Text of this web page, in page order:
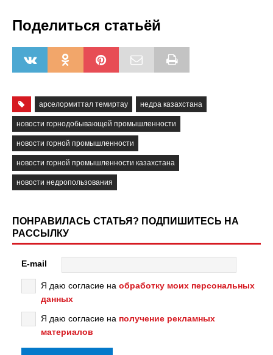
Поделиться статьёй
арселормиттал темиртау недра казахстана
новости горнодобывающей промышленности
новости горной промышленности
новости горной промышленности казахстана
новости недропользования
ПОНРАВИЛАСЬ СТАТЬЯ? ПОДПИШИТЕСЬ НА
РАССЫЛКУ
E-mail
Я даю согласие на обработку моих персональных
данных
Я даю согласие на получение рекламных
материалов